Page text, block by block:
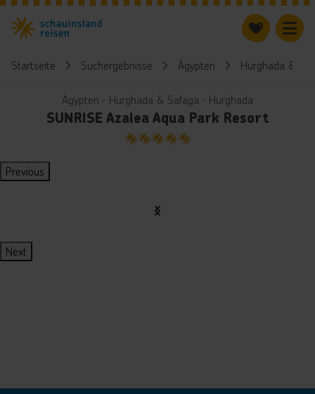
Startseite Suchergebnisse Ägypten Hurghada &
Ägypten ∙ Hurghada & Safaga ∙ Hurghada
SUNRISE Azalea Aqua Park Resort
5
Previous
Next